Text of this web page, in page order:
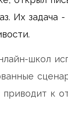
Их задача -
школ
к